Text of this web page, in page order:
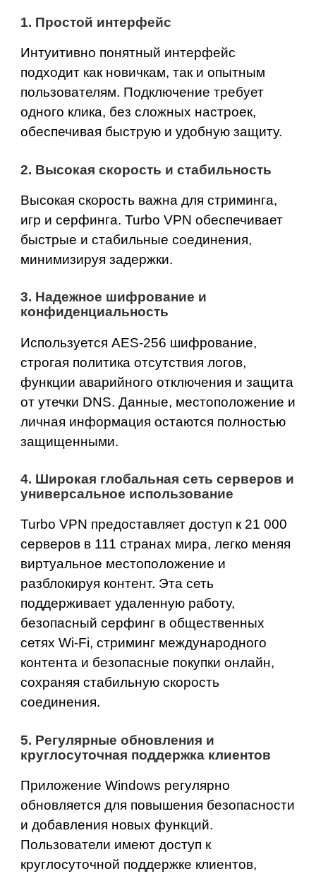
1. Простой интерфейс
Интуитивно понятный интерфейс
подходит как новичкам, так и опытным
пользователям. Подключение требует
одного клика, без сложных настроек,
обеспечивая быструю и удобную защиту.
2. Высокая скорость и стабильность
Высокая скорость важна для стриминга,
игр и серфинга. Turbo VPN обеспечивает
быстрые и стабильные соединения,
минимизируя задержки.
3. Надежное шифрование и
конфиденциальность
Используется AES-256 шифрование,
строгая политика отсутствия логов,
функции аварийного отключения и защита
от утечки DNS. Данные, местоположение и
личная информация остаются полностью
защищенными.
4. Широкая глобальная сеть серверов и
универсальное использование
Turbo VPN предоставляет доступ к 21 000
серверов в 111 странах мира, легко меняя
виртуальное местоположение и
разблокируя контент. Эта сеть
поддерживает удаленную работу,
безопасный серфинг в общественных
сетях Wi-Fi, стриминг международного
контента и безопасные покупки онлайн,
сохраняя стабильную скорость
соединения.
5. Регулярные обновления и
круглосуточная поддержка клиентов
Приложение Windows регулярно
обновляется для повышения безопасности
и добавления новых функций.
Пользователи имеют доступ к
круглосуточной поддержке клиентов,